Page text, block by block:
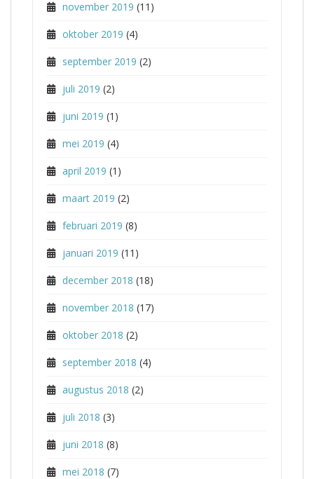
november 2019 (11)
oktober 2019 (4)
september 2019 (2)
juli 2019 (2)
juni 2019 (1)
mei 2019 (4)
april 2019 (1)
maart 2019 (2)
februari 2019 (8)
januari 2019 (11)
december 2018 (18)
november 2018 (17)
oktober 2018 (2)
september 2018 (4)
augustus 2018 (2)
juli 2018 (3)
juni 2018 (8)
mei 2018 (7)